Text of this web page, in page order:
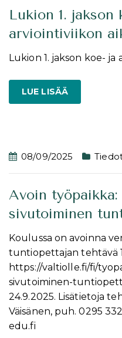
Lukion 1. jakson
arviointiviikon
Lukion 1. jakson koe- ja
LUE LISÄÄ
08/09/2025
Avoin työpaikka:
sivutoiminen
Koulussa on avoinna
tuntiopettajan tehtävä
https://valtiolle.fi/fi/
sivutoiminen-
24.9.2025. Lisätietoja
Väisänen, puh. 0295
edu.fi